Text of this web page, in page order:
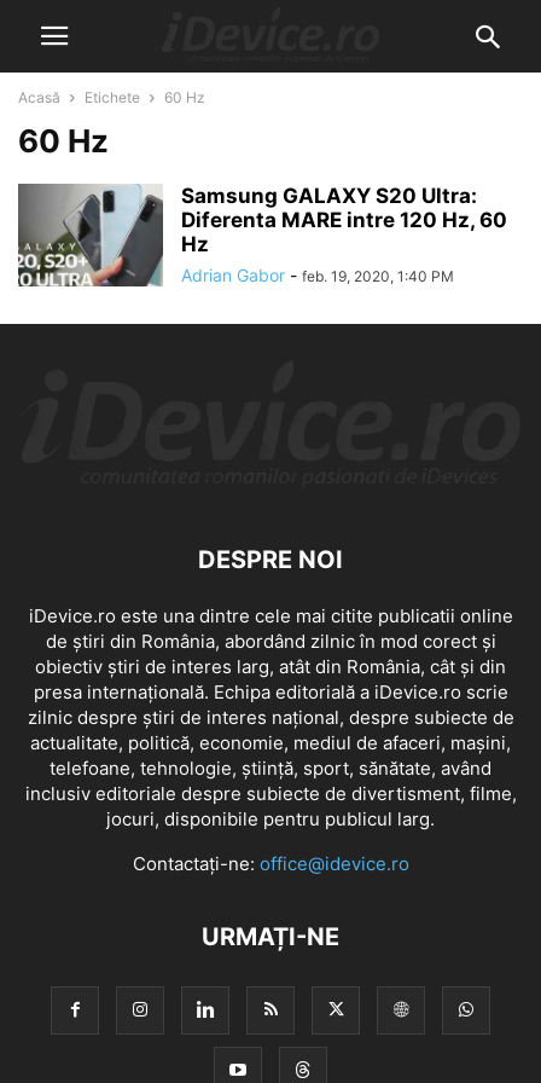
Acasă Etichete 60 Hz
60 Hz
Samsung GALAXY S20 Ultra:
Diferenta MARE intre 120 Hz, 60
Hz
Adrian Gabor - feb. 19, 2020, 1:40 PM
DESPRE NOI
iDevice.ro este una dintre cele mai citite publicatii online
de știri din România, abordând zilnic în mod corect și
obiectiv știri de interes larg, atât din România, cât și din
presa internațională. Echipa editorială a iDevice.ro scrie
zilnic despre știri de interes național, despre subiecte de
actualitate, politică, economie, mediul de afaceri, mașini,
telefoane, tehnologie, știință, sport, sănătate, având
inclusiv editoriale despre subiecte de divertisment, filme,
jocuri, disponibile pentru publicul larg.
Contactați-ne: office@idevice.ro
URMAȚI-NE